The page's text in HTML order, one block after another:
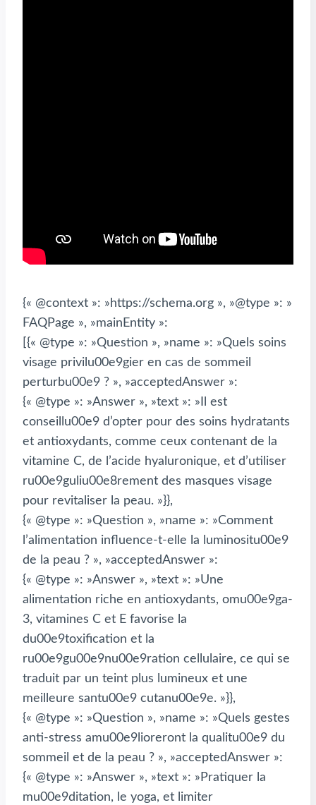
{« @context »: »https://schema.org », »@type »: »
FAQPage », »mainEntity »:
[{« @type »: »Question », »name »: »Quels soins
visage privilu00e9gier en cas de sommeil
perturbu00e9 ? », »acceptedAnswer »:
{« @type »: »Answer », »text »: »Il est
conseillu00e9 d’opter pour des soins hydratants
et antioxydants, comme ceux contenant de la
vitamine C, de l’acide hyaluronique, et d’utiliser
ru00e9guliu00e8rement des masques visage
pour revitaliser la peau. »}},
{« @type »: »Question », »name »: »Comment
l’alimentation influence-t-elle la luminositu00e9
de la peau ? », »acceptedAnswer »:
{« @type »: »Answer », »text »: »Une
alimentation riche en antioxydants, omu00e9ga-
3, vitamines C et E favorise la
du00e9toxification et la
ru00e9gu00e9nu00e9ration cellulaire, ce qui se
traduit par un teint plus lumineux et une
meilleure santu00e9 cutanu00e9e. »}},
{« @type »: »Question », »name »: »Quels gestes
anti-stress amu00e9lioreront la qualitu00e9 du
sommeil et de la peau ? », »acceptedAnswer »:
{« @type »: »Answer », »text »: »Pratiquer la
mu00e9ditation, le yoga, et limiter